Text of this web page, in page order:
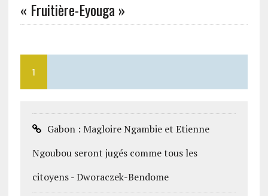
« Fruitière-Eyouga »
1
Gabon : Magloire Ngambie et Etienne
Ngoubou seront jugés comme tous les
citoyens - Dworaczek-Bendome